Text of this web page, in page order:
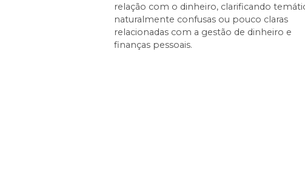
relação com o dinheiro, clarificando
naturalmente confusas ou pouco claras
relacionadas com a gestão de dinheiro e
finanças pessoais.